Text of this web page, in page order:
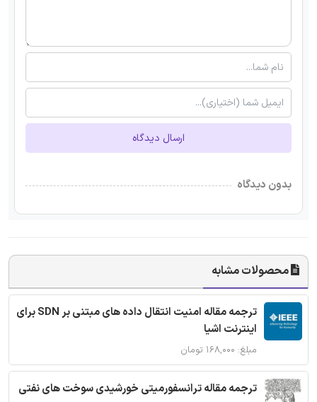
ارسال دیدگاه
بدون دیدگاه
محصولات مشابه
ترجمه مقاله امنیت انتقال داده های مبتنی بر SDN برای
اینترنت اشیا
مبلغ: ۱۶۸,۰۰۰ تومان
ترجمه مقاله ترانسفورمیتی خورشیدی سوخت های نفتی